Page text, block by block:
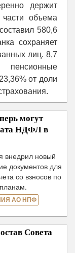
держит
объема
580,6
сохраняет
лиц. 8,7
от доли
могут
НДФЛ в
новый
документов для
со взносов по
АО НПФ
Совета